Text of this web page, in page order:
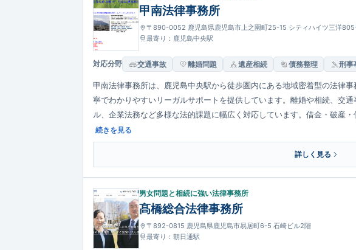
甲南法律事務所
〒890-0052 鹿児島県鹿児島市上之園町25-15 シティハイツ三洋805
最寄り：鹿児島中央駅
対応分野 交通事故 離婚問題 遺産相続 債務整理 刑事
甲南法律事務所は、鹿児島中央駅から徒歩圏内にある地域密着型の法律
寧でわかりやすいリーガルサポートを提供しています。離婚や相続、交
ル、企業法務など多様な法的課題に幅広く対応しています。借金・破産
用基準を掲げ迅速な解決を目指す姿勢が特徴です。
続きを見る
詳しく見る
男女問題と相続に強い法律事務所
髙橋総合法律事務所
〒892-0815 鹿児島県鹿児島市易居町6-5 石崎ビル2階
最寄り：朝日通駅